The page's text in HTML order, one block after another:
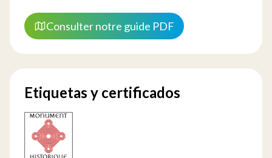
Consulter notre guide PDF
Etiquetas y certificados